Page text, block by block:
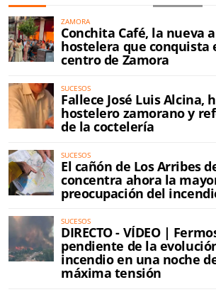
ZAMORA
Conchita Café, la nueva
hostelera que conquista
centro de Zamora
SUCESOS
Fallece José Luis Alcina,
hostelero zamorano y
de la coctelería
SUCESOS
El cañón de Los Arribes
concentra ahora la
preocupación del
SUCESOS
DIRECTO - VÍDEO |
pendiente de la
incendio en una noche
máxima tensión